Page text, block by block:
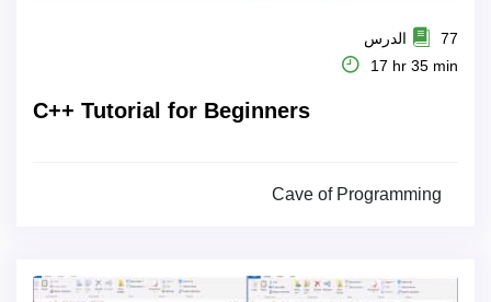
77 الدرس
17 hr 35 min
C++ Tutorial for Beginners
Cave of Programming